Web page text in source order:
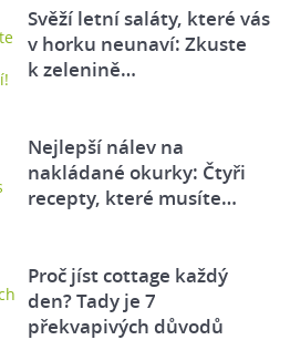
Svěží letní saláty, které vás
v horku neunaví: Zkuste
k zelenině…
Nejlepší nálev na
nakládané okurky: Čtyři
recepty, které musíte…
Proč jíst cottage každý
den? Tady je 7
překvapivých důvodů